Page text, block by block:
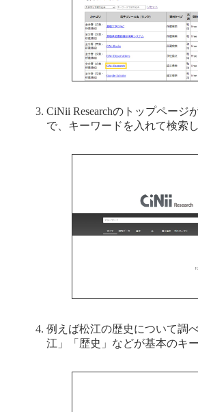
CiNii Researchのトップページ
で、キーワードを入れて検索し
例えば松江の歴史について調
江」「歴史」などが基本のキ